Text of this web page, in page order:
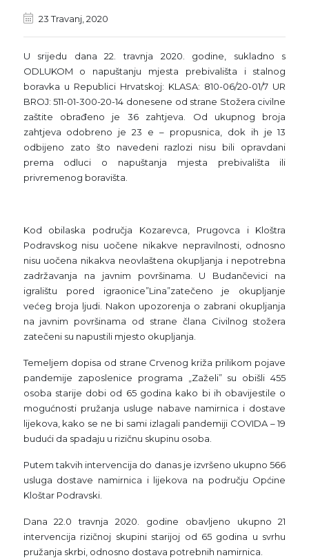
23 Travanj, 2020
U srijedu dana 22. travnja 2020. godine, sukladno s
ODLUKOM o napuštanju mjesta prebivališta i stalnog
boravka u Republici Hrvatskoj: KLASA: 810-06/20-01/7 UR
BROJ: 511-01-300-20-14 donesene od strane Stožera civilne
zaštite obrađeno je 36 zahtjeva. Od ukupnog broja
zahtjeva odobreno je 23 e – propusnica, dok ih je 13
odbijeno zato što navedeni razlozi nisu bili opravdani
prema odluci o napuštanja mjesta prebivališta ili
privremenog boravišta.
Kod obilaska područja Kozarevca, Prugovca i Kloštra
Podravskog nisu uočene nikakve nepravilnosti, odnosno
nisu uočena nikakva neovlaštena okupljanja i nepotrebna
zadržavanja na javnim površinama. U Budančevici na
igralištu pored igraonice”Lina”zatečeno je okupljanje
većeg broja ljudi. Nakon upozorenja o zabrani okupljanja
na javnim površinama od strane člana Civilnog stožera
zatečeni su napustili mjesto okupljanja.
Temeljem dopisa od strane Crvenog križa prilikom pojave
pandemije zaposlenice programa „Zaželi” su obišli 455
osoba starije dobi od 65 godina kako bi ih obavijestile o
mogućnosti pružanja usluge nabave namirnica i dostave
lijekova, kako se ne bi sami izlagali pandemiji COVIDA – 19
budući da spadaju u rizičnu skupinu osoba.
Putem takvih intervencija do danas je izvršeno ukupno 566
usluga dostave namirnica i lijekova na području Općine
Kloštar Podravski.
Dana 22.0 travnja 2020. godine obavljeno ukupno 21
intervencija rizičnoj skupini starijoj od 65 godina u svrhu
pružanja skrbi, odnosno dostava potrebnih namirnica.